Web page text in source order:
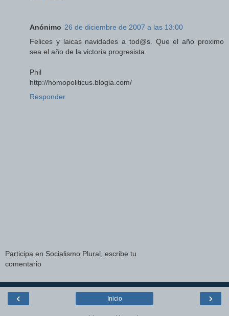
Anónimo 26 de diciembre de 2007 a las 13:00
Felices y laicas navidades a tod@s. Que el año proximo
sea el año de la victoria progresista.
Phil
http://homopoliticus.blogia.com/
Responder
Participa en Socialismo Plural, escribe tu
comentario
‹ ›
Inicio